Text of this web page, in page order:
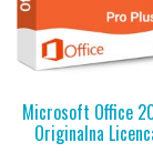
Microsoft Office
Originalna